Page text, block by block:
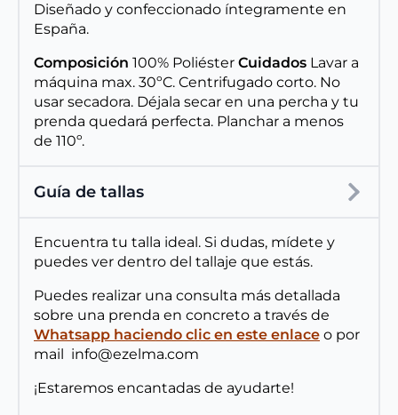
Diseñado y confeccionado íntegramente en
España.
Composición 100% Poliéster Cuidados Lavar a
máquina max. 30ºC. Centrifugado corto. No
usar secadora. Déjala secar en una percha y tu
prenda quedará perfecta. Planchar a menos
de 110º.
Guía de tallas
Encuentra tu talla ideal. Si dudas, mídete y
puedes ver dentro del tallaje que estás.
Puedes realizar una consulta más detallada
sobre una prenda en concreto a través de
Whatsapp haciendo clic en este enlace o por
mail info@ezelma.com
¡Estaremos encantadas de ayudarte!